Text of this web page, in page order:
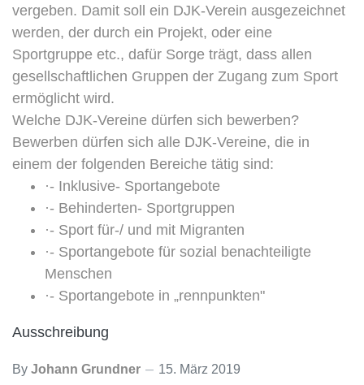
vergeben. Damit soll ein DJK-Verein ausgezeichnet
werden, der durch ein Projekt, oder eine
Sportgruppe etc., dafür Sorge trägt, dass allen
gesellschaftlichen Gruppen der Zugang zum Sport
ermöglicht wird.
Welche DJK-Vereine dürfen sich bewerben?
Bewerben dürfen sich alle DJK-Vereine, die in
einem der folgenden Bereiche tätig sind:
·- Inklusive- Sportangebote
·- Behinderten- Sportgruppen
·- Sport für-/ und mit Migranten
·- Sportangebote für sozial benachteiligte
Menschen
·- Sportangebote in „rennpunkten"
Ausschreibung
By Johann Grundner 15. März 2019